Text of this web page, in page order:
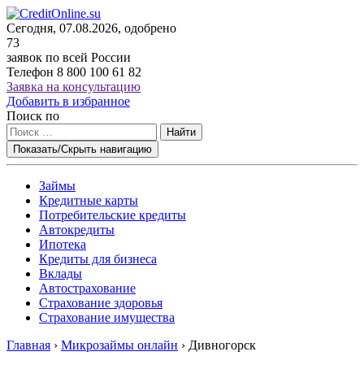
Сегодня, 07.08.2026, одобрено
73
заявок по всей России
Телефон 8 800 100 61 82
Заявка на консультацию
Добавить в избранное
Поиск по
Найти
Показать/Скрыть навигацию
Займы
Кредитные карты
Потребительские кредиты
Автокредиты
Ипотека
Кредиты для бизнеса
Вклады
Автострахование
Страхование здоровья
Страхование имущества
Главная › Микрозаймы онлайн › Дивногорск